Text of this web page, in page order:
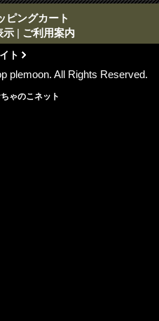
ピングカート
示 | ご利用案内
ト
plemoon. All Rights Reserved.
ゃのこネット